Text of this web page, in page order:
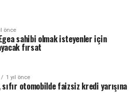
önce
sahibi olmak isteyenler için
fırsat
1 yıl önce
otomobilde faizsiz kredi yarışına